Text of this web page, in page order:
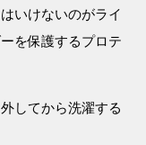
いけないのがライ
を保護するプロテ
してから洗濯する